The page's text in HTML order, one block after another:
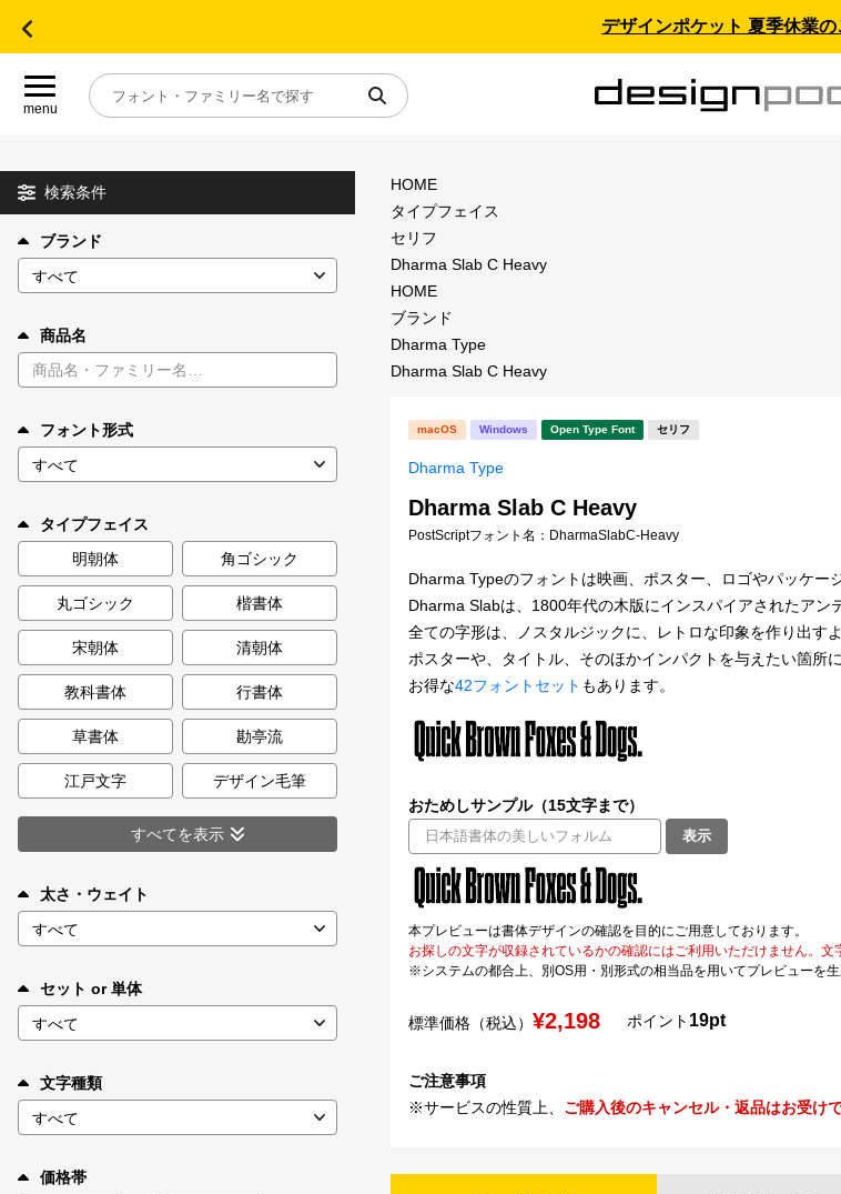
デザインポケット 夏季休業の
menu
目的別フォントガイド
特集
年間ライセンス商品
キャンペーン一覧
カート 0
マイページ
お気に入り
ご利用ガイド
お問い合わせ
検索条件
ブランド
商品名
フォント形式
タイプフェイス
明朝体
角ゴシック
丸ゴシック 楷書体
宋朝体 清朝体
教科書体 行書体
草書体 勘亭流
江戸文字 デザイン毛筆
すべてを表示
太さ・ウェイト
セット or 単体
文字種類
価格帯
HOME
タイプフェイス
セリフ
Dharma Slab C Heavy
HOME
ブランド
Dharma Type
Dharma Slab C Heavy
macOS Windows Open Type Font セリフ
Dharma Type
Dharma Slab C Heavy
PostScriptフォント名： DharmaSlabC-Heavy
Dharma Typeのフォントは映画、ポスター、ロゴやパッケー
Dharma Slabは、1800年代の木版にインスパイアされたアン
全ての字形は、ノスタルジックに、レトロな印象を作り出す
ポスターや、タイトル、そのほかインパクトを与えたい箇所
お得な42フォントセット もあります。
おためしサンプル（15文字まで）
表示
本プレビューは書体デザインの確認を目的にご用意しております。
お探しの文字が収録されているかの確認にはご利用いただけません。
※システムの都合上、別OS用・別形式の相当品を用いてプレビューを生
標準価格（税込） ¥2,198 ポイント 19pt
ご注意事項
※サービスの性質上、 ご購入後のキャンセル・返品はお受けで